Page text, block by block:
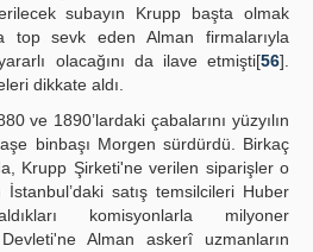
subayın Krupp başta olmak
top sevk eden Alman firmalarıyla
olacağını da ilave etmişti[56].
dikkate aldı.
ve 1890’lardaki çabalarını yüzyılın
binbaşı Morgen sürdürdü. Birkaç
Krupp Şirketi'ne verilen siparişler o
satış temsilcileri Huber
komisyonlarla milyoner
Alman askerî uzmanların